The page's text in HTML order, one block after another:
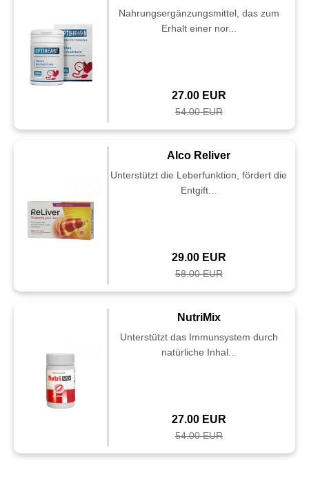
Nahrungsergänzungsmittel, das zum
Erhalt einer nor...
27.00 EUR
54.00 EUR
Alco Reliver
Unterstützt die Leberfunktion, fördert die
Entgift...
29.00 EUR
58.00 EUR
NutriMix
Unterstützt das Immunsystem durch
natürliche Inhal...
27.00 EUR
54.00 EUR